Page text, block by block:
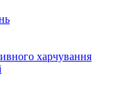
харчування